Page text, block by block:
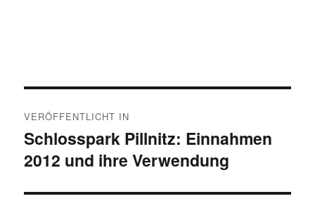
VERÖFFENTLICHT IN
Schlosspark Pillnitz: Einnahmen
2012 und ihre Verwendung